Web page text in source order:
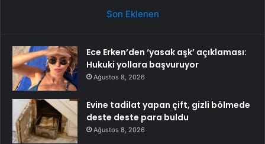
Son Eklenen
Ece Erken’den ‘yasak aşk’ açıklaması:
Hukuki yollara başvuruyor
Ağustos 8, 2026
Evine tadilat yapan çift, gizli bölmede
deste deste para buldu
Ağustos 8, 2026